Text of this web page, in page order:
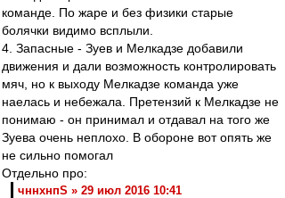
команде. По жаре и без физики старые
болячки видимо всплыли.
4. Запасные - Зуев и Мелкадзе добавили
движения и дали возможность контролировать
мяч, но к выходу Мелкадзе команда уже
наелась и небежала. Претензий к Мелкадзе не
понимаю - он принимал и отдавал на того же
Зуева очень неплохо. В обороне вот опять же
не сильно помогал
Отдельно про:
чннхнпS » 29 июл 2016 10:41